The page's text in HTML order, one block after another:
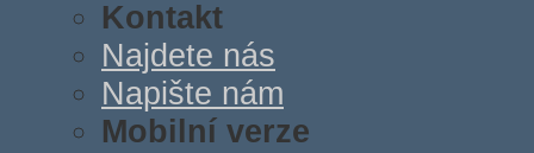
Kontakt
Najdete nás
Napište nám
Mobilní verze